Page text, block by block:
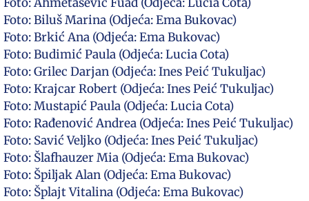
Foto: Biluš Marina (Odjeća: Ema Bukovac)
Foto: Brkić Ana (Odjeća: Ema Bukovac)
Foto: Budimić Paula (Odjeća: Lucia Cota)
Foto: Grilec Darjan (Odjeća: Ines Peić Tukuljac)
Foto: Krajcar Robert (Odjeća: Ines Peić Tukuljac)
Foto: Mustapić Paula (Odjeća: Lucia Cota)
Foto: Rađenović Andrea (Odjeća: Ines Peić Tukuljac)
Foto: Savić Veljko (Odjeća: Ines Peić Tukuljac)
Foto: Šlafhauzer Mia (Odjeća: Ema Bukovac)
Foto: Špiljak Alan (Odjeća: Ema Bukovac)
Foto: Šplajt Vitalina (Odjeća: Ema Bukovac)